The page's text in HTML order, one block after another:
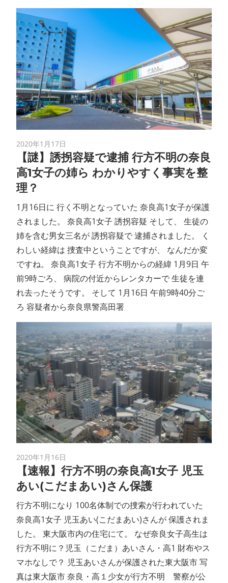
2020年1月17日
【謎】誘拐容疑で逮捕 行方不明の奈良
高1女子の姉ら わかりやすく事実を整
理？
1月16日に 行く不明となっていた 奈良高1女子が保護
されました。 奈良高1女子 誘拐容疑 そして、 生徒の
姉を含む男女三名が 誘拐容疑で 逮捕されました。 く
わしい経緯は 捜査中ということですが、 なんだか変
ですね。 奈良高1女子 行方不明からの経緯 1月9日 午
前9時ごろ、 病院の付近からレンタカーで 生徒を連
れ去ったそうです。 そして 1月16日 午前9時40分ご
ろ 容疑者から奈良県警高田署
2020年1月16日
【速報】行方不明の奈良高1女子 児玉
あい(こだまあい)さん保護
行方不明になり 100名体制での捜索が行われていた
奈良高1女子 児玉あい(こだまあい)さんが 保護されま
した。 東大阪市内の住宅にて。 なぜ奈良女子高生は
行方不明に？児玉（こだま）あいさん・高1 財布やス
マホなしで？ 児玉あいさんが保護された東大阪市 写
真は東大阪市 奈良・高１少女が行方不明 警察が公